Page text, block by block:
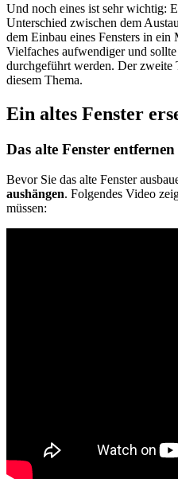
Und noch eines ist sehr wichtig:
Unterschied zwischen dem
dem Einbau eines Fensters in
Vielfaches aufwendiger und
durchgeführt werden. Der zweite
diesem Thema.
Ein altes Fenster
Das alte Fenster entfernen
Bevor Sie das alte Fenster
aushängen. Folgendes Video
müssen: